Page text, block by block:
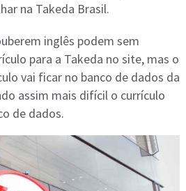
na Takeda Brasil.
inglês podem sem
para a Takeda no site, mas o
vai ficar no banco de dados da
assim mais difícil o currículo
de dados.